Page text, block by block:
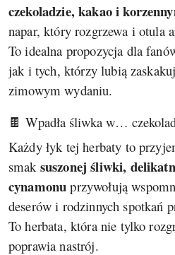
czekoladzie, kakao i
napar, który rozgrzewa i otula
To idealna propozycja dla
jak i tych, którzy lubią
zimowym wydaniu.
🍫 Wpadła śliwka w…
Każdy łyk tej herbaty to
smak suszonej śliwki,
cynamonu przywołują
deserów i rodzinnych spotkań
To herbata, która nie tylko
poprawia nastrój.